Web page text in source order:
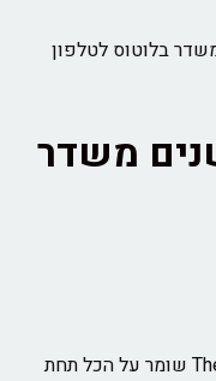
4 חיישנים משדר
מדחום הבשר האלחוטי ThermoPro TP930 שומר על הכל תחת